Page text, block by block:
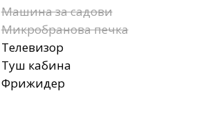
Машина за садови
Микробранова печка
Телевизор
Туш кабина
Фрижидер